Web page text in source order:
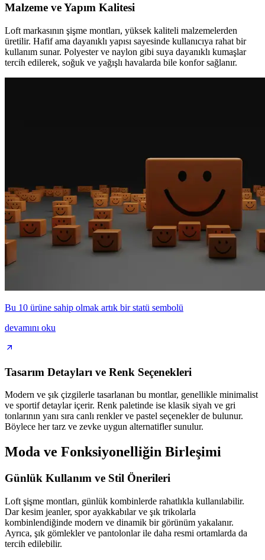
Malzeme ve Yapım Kalitesi
Loft markasının şişme montları, yüksek kaliteli malzemelerden
üretilir. Hafif ama dayanıklı yapısı sayesinde kullanıcıya rahat bir
kullanım sunar. Polyester ve naylon gibi suya dayanıklı kumaşlar
tercih edilerek, soğuk ve yağışlı havalarda bile konfor sağlanır.
Bu 10 ürüne sahip olmak artık bir statü sembolü
devamını oku
Tasarım Detayları ve Renk Seçenekleri
Modern ve şık çizgilerle tasarlanan bu montlar, genellikle minimalist
ve sportif detaylar içerir. Renk paletinde ise klasik siyah ve gri
tonlarının yanı sıra canlı renkler ve pastel seçenekler de bulunur.
Böylece her tarz ve zevke uygun alternatifler sunulur.
Moda ve Fonksiyonelliğin Birleşimi
Günlük Kullanım ve Stil Önerileri
Loft şişme montları, günlük kombinlerde rahatlıkla kullanılabilir.
Dar kesim jeanler, spor ayakkabılar ve şık trikolarla
kombinlendiğinde modern ve dinamik bir görünüm yakalanır.
Ayrıca, şık gömlekler ve pantolonlar ile daha resmi ortamlarda da
tercih edilebilir.